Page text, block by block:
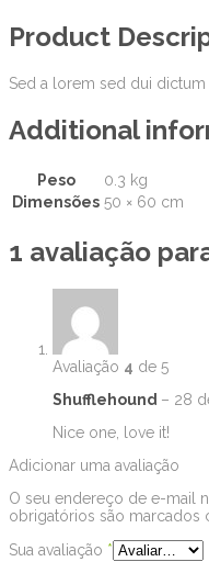
Product
Sed a lorem sed dui dictum
Additional
Peso
0.3 kg
Dimensões 50 × 60 cm
1 avaliação
Avaliação 4 de 5
Shufflehound – 28
Nice one, love it!
Adicionar uma avaliação
O seu endereço de e-mail
obrigatórios são marcados
Sua avaliação *